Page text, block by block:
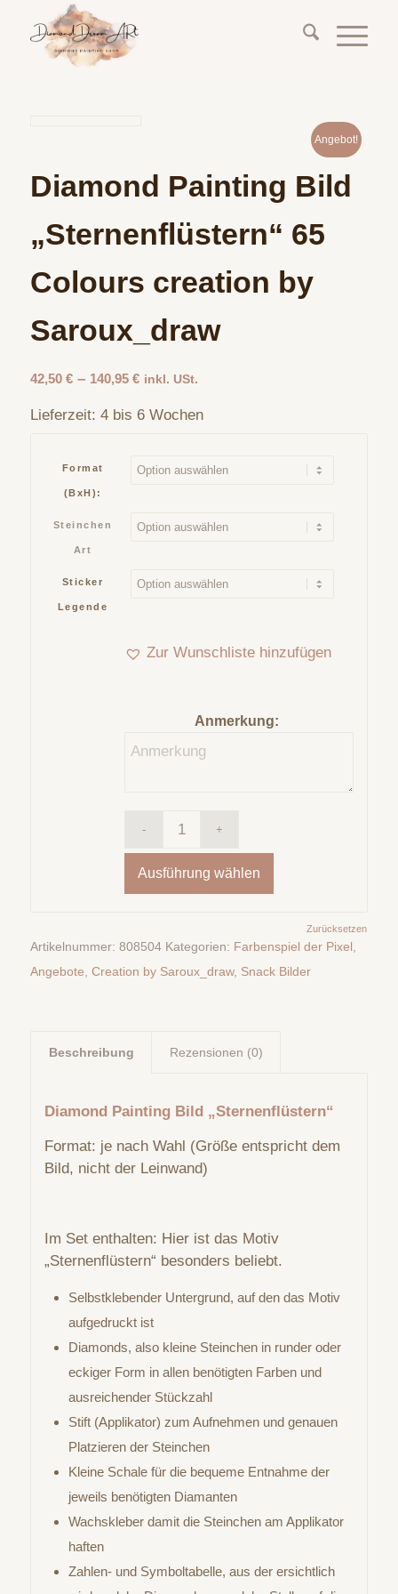
Angebot!
Diamond Painting Bild
„Sternenflüstern“ 65
Colours creation by
Saroux_draw
42,50 €– 140,95 € inkl. USt.
Lieferzeit: 4 bis 6 Wochen
Format
(BxH):
Steinchen
Art
Sticker
Legende
Zurücksetzen
Zur Wunschliste hinzufügen
Anmerkung:
Ausführung wählen
Artikelnummer: 808504 Kategorien: Farbenspiel der Pixel,
Angebote, Creation by Saroux_draw, Snack Bilder
Beschreibung Rezensionen (0)
Diamond Painting Bild „Sternenflüstern“
Format: je nach Wahl (Größe entspricht dem
Bild, nicht der Leinwand)
Im Set enthalten: Hier ist das Motiv
„Sternenflüstern“ besonders beliebt.
Selbstklebender Untergrund, auf den das Motiv
aufgedruckt ist
Diamonds, also kleine Steinchen in runder oder
eckiger Form in allen benötigten Farben und
ausreichender Stückzahl
Stift (Applikator) zum Aufnehmen und genauen
Platzieren der Steinchen
Kleine Schale für die bequeme Entnahme der
jeweils benötigten Diamanten
Wachskleber damit die Steinchen am Applikator
haften
Zahlen- und Symboltabelle, aus der ersichtlich